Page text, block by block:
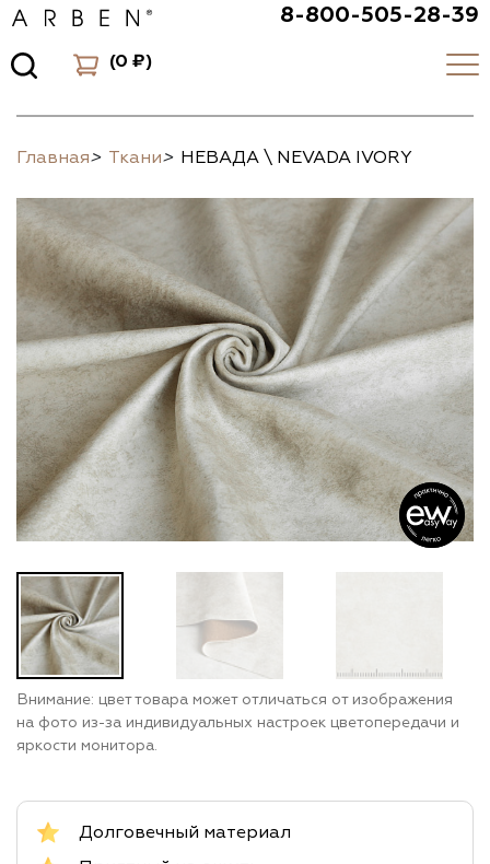
8-800-505-28-39
(0 ₽)
Главная> Ткани> НЕВАДА \ NEVADA IVORY
Внимание: цвет товара может отличаться от изображения
на фото из-за индивидуальных настроек цветопередачи и
яркости монитора.
Долговечный материал